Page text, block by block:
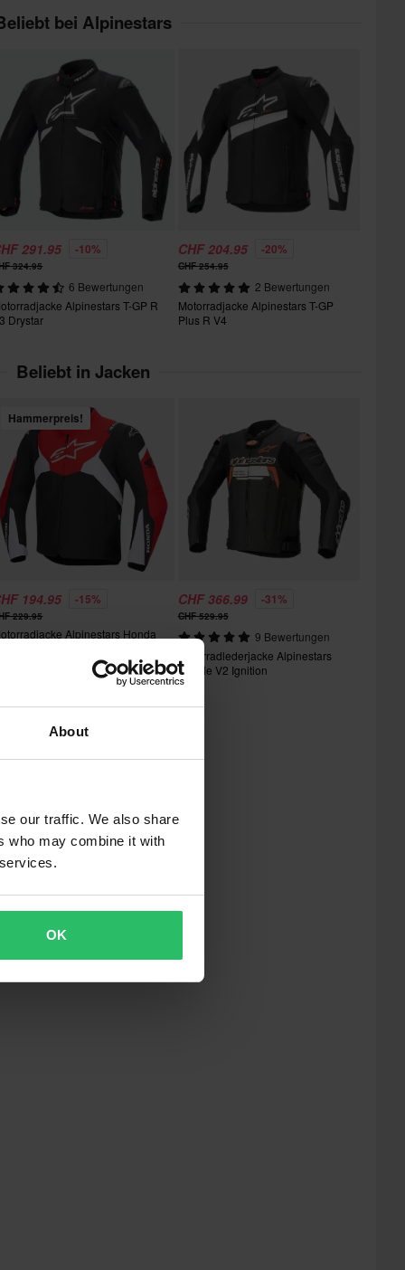
About
our traffic. We also share
who may combine it with
OK
bei Alpinestars
291.95 -10%
324.95
6 Bewertungen
Alpinestars T-GP R
Drystar
CHF 204.95 -20%
CHF 254.95
2 Bewertungen
Motorradjacke Alpinestars T-GP
Plus R V4
Beliebt in Jacken
Hammerpreis!
194.95 -15%
229.95
Alpinestars Honda
CHF 366.99 -31%
CHF 529.95
9 Bewertungen
Motorradlederjacke Alpinestars
Missile V2 Ignition